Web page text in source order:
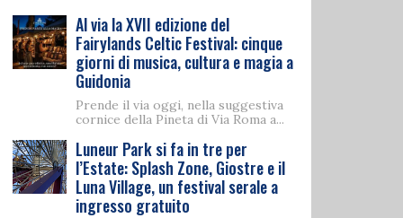
Al via la XVII edizione del
Fairylands Celtic Festival: cinque
giorni di musica, cultura e magia a
Guidonia
Prende il via oggi, nella suggestiva
cornice della Pineta di Via Roma a...
Luneur Park si fa in tre per
l’Estate: Splash Zone, Giostre e il
Luna Village, un festival serale a
ingresso gratuito